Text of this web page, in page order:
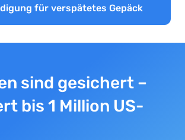
für verspätetes Gepäck
sind gesichert –
bis 1 Million US-